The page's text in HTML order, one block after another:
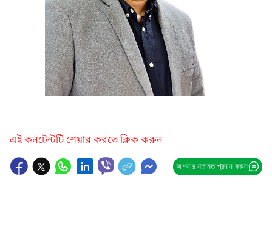
এই কনটেন্টটি শেয়ার করতে ক্লিক করুন
আপনার মতামত প্রদান করুন